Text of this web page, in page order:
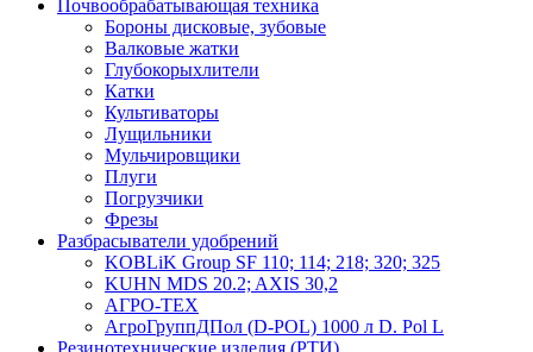
Почвообрабатывающая техника
Бороны дисковые, зубовые
Валковые жатки
Глубокорыхлители
Катки
Культиваторы
Лущильники
Мульчировщики
Плуги
Погрузчики
Фрезы
Разбрасыватели удобрений
KOBLiK Group SF 110; 114; 218; 320; 325
KUHN MDS 20.2; AXIS 30,2
АГРО-ТЕХ
АгроГруппДПол (D-POL) 1000 л D. Pol L
Резинотехнические изделия (РТИ)